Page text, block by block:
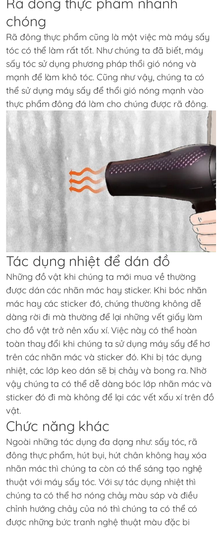
chóng
Rã đông thực phẩm cũng là một việc mà máy sấy
tóc có thể làm rất tốt. Như chúng ta đã biết, máy
sấy tóc sử dụng phương pháp thổi gió nóng và
mạnh để làm khô tóc. Cũng như vậy, chúng ta có
thể sử dụng máy sấy để thổi gió nóng mạnh vào
thực phẩm đông đá làm cho chúng được rã đông.
Tác dụng nhiệt để dán đồ
Những đồ vật khi chúng ta mới mua về thường
được dán các nhãn mác hay sticker. Khi bóc nhãn
mác hay các sticker đó, chúng thường không dễ
dàng rời đi mà thường để lại những vết giấy làm
cho đồ vật trở nên xấu xí. Việc này có thể hoàn
toàn thay đổi khi chúng ta sử dụng máy sấy để hơ
trên các nhãn mác và sticker đó. Khi bị tác dụng
nhiệt, các lớp keo dán sẽ bị chảy và bong ra. Nhờ
vậy chúng ta có thể dễ dàng bóc lớp nhãn mác và
sticker đó đi mà không để lại các vết xấu xí trên đồ
vật.
Chức năng khác
Ngoài những tác dụng đa dạng như: sấy tóc, rã
đông thực phẩm, hút bụi, hút chân không hay xóa
nhãn mác thì chúng ta còn có thể sáng tạo nghệ
thuật với máy sấy tóc. Với sự tác dụng nhiệt thì
chúng ta có thể hơ nóng chảy màu sáp và điều
chỉnh hướng chảy của nó thì chúng ta có thể có
được những bức tranh nghệ thuật màu đặc bi